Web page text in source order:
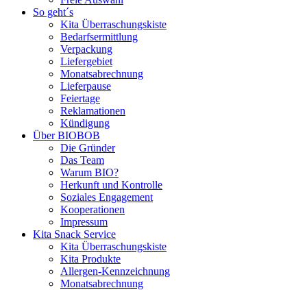
So geht´s
Kita Überraschungskiste
Bedarfsermittlung
Verpackung
Liefergebiet
Monatsabrechnung
Lieferpause
Feiertage
Reklamationen
Kündigung
Über BIOBOB
Die Gründer
Das Team
Warum BIO?
Herkunft und Kontrolle
Soziales Engagement
Kooperationen
Impressum
Kita Snack Service
Kita Überraschungskiste
Kita Produkte
Allergen-Kennzeichnung
Monatsabrechnung